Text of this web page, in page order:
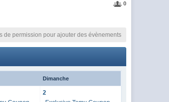
0
de permission pour ajouter des évènements
Dimanche
2